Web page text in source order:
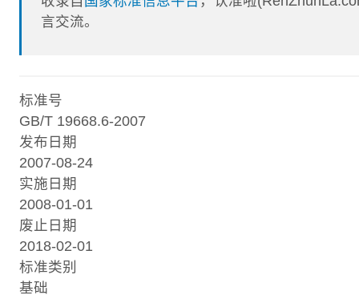
言交流。
标准号
GB/T 19668.6-2007
发布日期
2007-08-24
实施日期
2008-01-01
废止日期
2018-02-01
标准类别
基础